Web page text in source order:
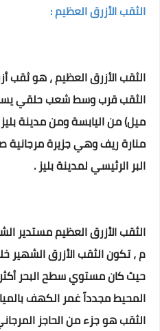
الثقب الأزرق العظيم :
الثقب الأزرق العظيم ، هو ثقب
ميل) من اليابسة ومن مدينة بليز
البر الرئيسي لمدينة بليز .
م ،تكون الثقب الأزرق الشهير
حيث كان مستوي سطح البحر أكثر
المحيط مجدداً غمر الكهف
الثقب هو جزء من الحاجز